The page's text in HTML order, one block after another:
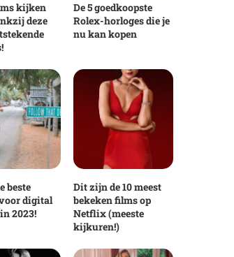
kijken
deze
De 5 goedkoopste
Rolex-horloges die je
nu kan kopen
beste
digital
2023!
Dit zijn de 10 meest
bekeken films op
Netflix (meeste
kijkuren!)